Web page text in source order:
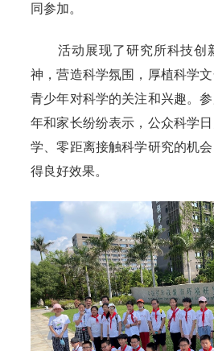
同参加。
活动展现了研究所科技创
神，营造科学氛围，厚植科学
青少年对科学的关注和兴趣。
年和家长纷纷表示，公众科学
学、零距离接触科学研究的机
得良好效果。